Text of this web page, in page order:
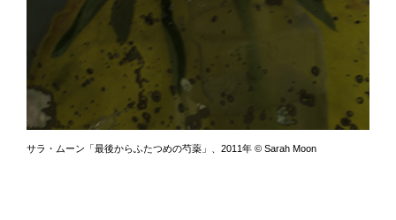
サラ・ムーン「最後からふたつめの芍薬」、2011年 © Sarah Moon